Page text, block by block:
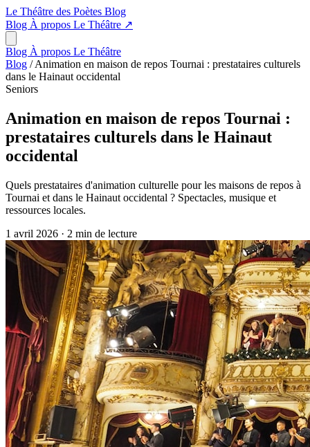
Le Théâtre des Poètes Blog
Blog À propos Le Théâtre ↗
Blog À propos Le Théâtre
Blog / Animation en maison de repos Tournai : prestataires culturels
dans le Hainaut occidental
Seniors
Animation en maison de repos Tournai :
prestataires culturels dans le Hainaut
occidental
Quels prestataires d'animation culturelle pour les maisons de repos à
Tournai et dans le Hainaut occidental ? Spectacles, musique et
ressources locales.
1 avril 2026 · 2 min de lecture